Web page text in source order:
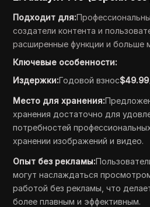
Подходит для:
создатели контента и
расширенные функции и больше
Ключевые особенности:
Издержки:Годовой взнос$49.99
Место для хранения:
хранения достаточно для
потребностей
хранении изображений и видео.
Опыт без рекламы:
могут наслаждаться
работой без рекламы, что
более плавным и эффективным.